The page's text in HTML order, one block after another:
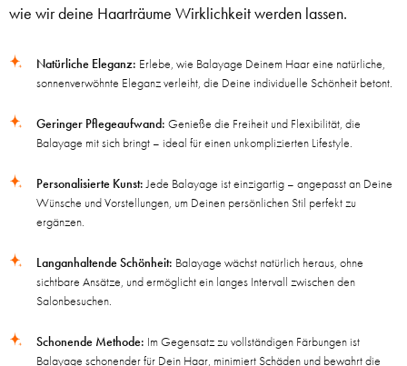
wie wir deine Haarträume Wirklichkeit werden lassen.
Natürliche Eleganz: Erlebe, wie Balayage Deinem Haar eine natürliche,
sonnenverwöhnte Eleganz verleiht, die Deine individuelle Schönheit betont.
Geringer Pflegeaufwand: Genieße die Freiheit und Flexibilität, die
Balayage mit sich bringt – ideal für einen unkomplizierten Lifestyle.
Personalisierte Kunst: Jede Balayage ist einzigartig – angepasst an Deine
Wünsche und Vorstellungen, um Deinen persönlichen Stil perfekt zu
ergänzen.
Langanhaltende Schönheit: Balayage wächst natürlich heraus, ohne
sichtbare Ansätze, und ermöglicht ein langes Intervall zwischen den
Salonbesuchen.
Schonende Methode: Im Gegensatz zu vollständigen Färbungen ist
Balayage schonender für Dein Haar, minimiert Schäden und bewahrt die